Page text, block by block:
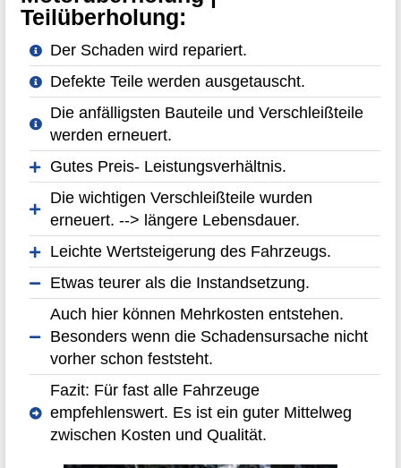
Teilüberholung:
Der Schaden wird repariert.
Defekte Teile werden ausgetauscht.
Die anfälligsten Bauteile und Verschleißteile
werden erneuert.
Gutes Preis- Leistungsverhältnis.
Die wichtigen Verschleißteile wurden
erneuert. --> längere Lebensdauer.
Leichte Wertsteigerung des Fahrzeugs.
Etwas teurer als die Instandsetzung.
Auch hier können Mehrkosten entstehen.
Besonders wenn die Schadensursache nicht
vorher schon feststeht.
Fazit: Für fast alle Fahrzeuge
empfehlenswert. Es ist ein guter Mittelweg
zwischen Kosten und Qualität.